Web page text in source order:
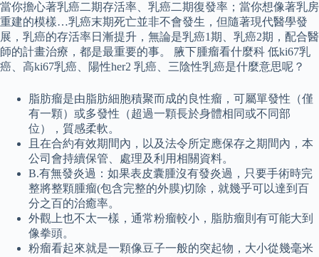
當你擔心著乳癌二期存活率、乳癌二期復發率；當你想像著乳房
重建的模樣…乳癌末期死亡並非不會發生，但隨著現代醫學發
展，乳癌的存活率日漸提升，無論是乳癌1期、乳癌2期，配合醫
師的計畫治療，都是最重要的事。 腋下腫瘤看什麼科 低ki67乳
癌、高ki67乳癌、陽性her2 乳癌、三陰性乳癌是什麼意思呢？
脂肪瘤是由脂肪細胞積聚而成的良性瘤，可屬單發性（僅
有一顆）或多發性（超過一顆長於身體相同或不同部
位），質感柔軟。
且在合約有效期間內，以及法令所定應保存之期間內，本
公司會持續保管、處理及利用相關資料。
B.有無發炎過：如果表皮囊腫沒有發炎過，只要手術時完
整將整顆腫瘤(包含完整的外膜)切除，就幾乎可以達到百
分之百的治癒率。
外觀上也不太一樣，通常粉瘤較小，脂肪瘤則有可能大到
像拳頭。
粉瘤看起來就是一顆像豆子一般的突起物，大小從幾毫米